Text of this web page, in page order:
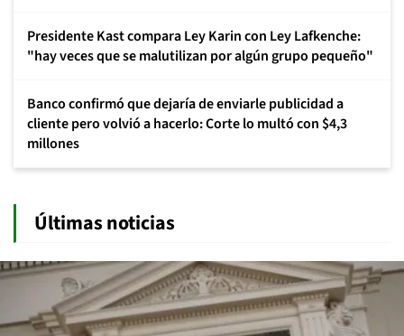
Presidente Kast compara Ley Karin con Ley Lafkenche:
"hay veces que se malutilizan por algún grupo pequeño"
Banco confirmó que dejaría de enviarle publicidad a
cliente pero volvió a hacerlo: Corte lo multó con $4,3
millones
Últimas noticias